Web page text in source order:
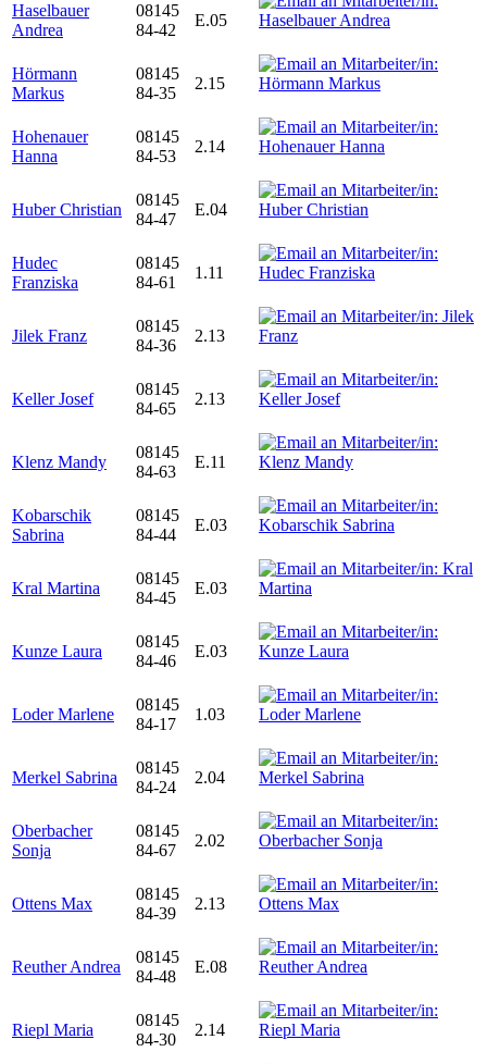
Haselbauer
Andrea
08145
84-42
E.05
Hörmann
Markus
08145
84-35
2.15
Hohenauer
Hanna
08145
84-53
2.14
Huber Christian
08145
84-47
E.04
Hudec
Franziska
08145
84-61
1.11
Jilek Franz
08145
84-36
2.13
Keller Josef
08145
84-65
2.13
Klenz Mandy
08145
84-63
E.11
Kobarschik
Sabrina
08145
84-44
E.03
Kral Martina
08145
84-45
E.03
Kunze Laura
08145
84-46
E.03
Loder Marlene
08145
84-17
1.03
Merkel Sabrina
08145
84-24
2.04
Oberbacher
Sonja
08145
84-67
2.02
Ottens Max
08145
84-39
2.13
Reuther Andrea
08145
84-48
E.08
Riepl Maria
08145
84-30
2.14